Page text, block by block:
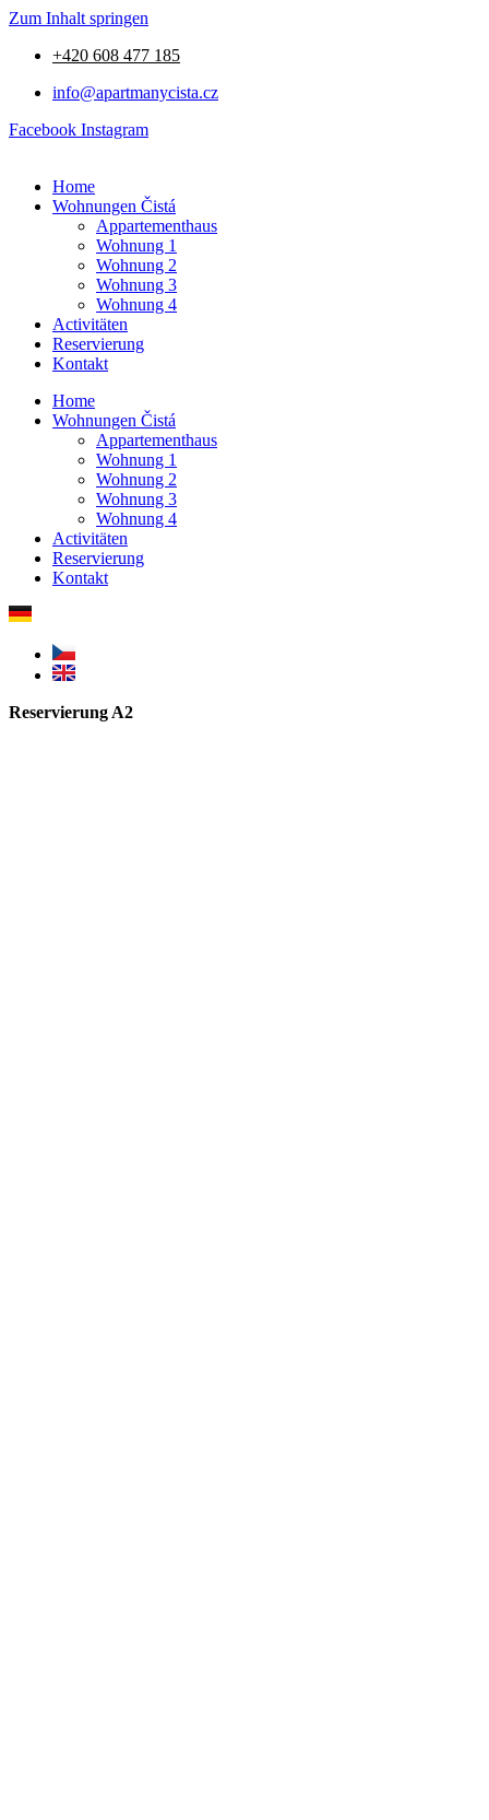
Zum Inhalt springen
+420 608 477 185
info@apartmanycista.cz
Facebook Instagram
Home
Wohnungen Čistá
Appartementhaus
Wohnung 1
Wohnung 2
Wohnung 3
Wohnung 4
Activitäten
Reservierung
Kontakt
Home
Wohnungen Čistá
Appartementhaus
Wohnung 1
Wohnung 2
Wohnung 3
Wohnung 4
Activitäten
Reservierung
Kontakt
Reservierung A2